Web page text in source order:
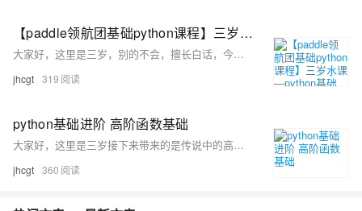
【paddle领航团基础python课程】三岁水课—python基础
大家好，这里是三岁，别的不会，擅长白话，今天就是我们的白话系列，内容就是大家看的迷迷茫茫的python基础，由于python是自学的，我也翻看了很多的教学视频和书籍，也看过部分的文档，写过自己的心得与笔记，那么接下看看，让我们一起来看看内容
jhcgt 319
python基础进阶 高阶函数基础
大家好，这里是三岁接下来带来的是传说中的高阶函数，如有不足请大家多多指出
jhcgt 360